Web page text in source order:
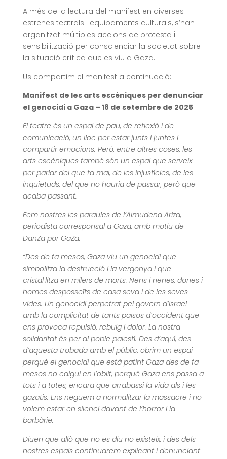
A més de la lectura del manifest en diverses
estrenes teatrals i equipaments culturals, s’han
organitzat múltiples accions de protesta i
sensibilització per conscienciar la societat sobre
la situació crítica que es viu a Gaza.
Us compartim el manifest a continuació:
Manifest de les arts escèniques per denunciar
el genocidi a Gaza – 18 de setembre de 2025
El teatre és un espai de pau, de reflexió i de
comunicació, un lloc per estar junts i juntes i
compartir emocions. Però, entre altres coses, les
arts escèniques també són un espai que serveix
per parlar del que fa mal, de les injustícies, de les
inquietuds, del que no hauria de passar, però que
acaba passant.
Fem nostres les paraules de l’Almudena Ariza,
periodista corresponsal a Gaza, amb motiu de
DanZa por GaZa.
“Des de fa mesos, Gaza viu un genocidi que
simbolitza la destrucció i la vergonya i que
cristal·litza en milers de morts. Nens i nenes, dones i
homes desposseïts de casa seva i de les seves
vides. Un genocidi perpetrat pel govern d’Israel
amb la complicitat de tants països d’occident que
ens provoca repulsió, rebuig i dolor. La nostra
solidaritat és per al poble palestí. Des d’aquí, des
d’aquesta trobada amb el públic, obrim un espai
perquè el genocidi que està patint Gaza des de fa
mesos no caigui en l’oblit, perquè Gaza ens passa a
tots i a totes, encara que arrabassi la vida als i les
gazatis. Ens neguem a normalitzar la massacre i no
volem estar en silenci davant de l’horror i la
barbàrie.
Diuen que allò que no es diu no existeix, i des dels
nostres espais continuarem explicant i denunciant